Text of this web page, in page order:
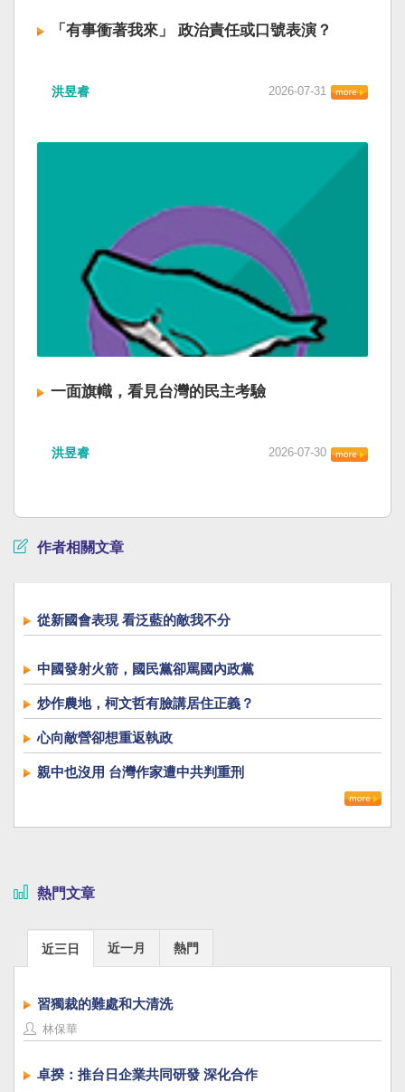
「有事衝著我來」 政治責任或口號表演？
洪昱睿 2026-07-31
一面旗幟，看見台灣的民主考驗
洪昱睿 2026-07-30
作者相關文章
從新國會表現 看泛藍的敵我不分
中國發射火箭，國民黨卻罵國內政黨
炒作農地，柯文哲有臉講居住正義？
心向敵營卻想重返執政
親中也沒用 台灣作家遭中共判重刑
熱門文章
近三日 近一月 熱門
習獨裁的難處和大清洗
林保華
卓揆：推台日企業共同研發 深化合作